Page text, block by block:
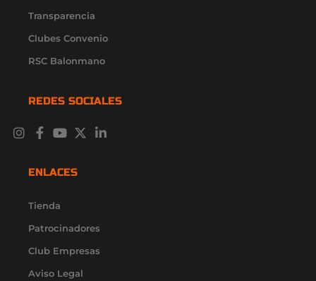
Transparencia
Clubes Convenio
RSC Balonmano
REDES SOCIALES
I
n
m
F
a
e
b
o
-
Y
o
t
u
e
X
-
r
L
i
ENLACES
Tienda
Patrocinadores
Club Empresas
Aviso Legal